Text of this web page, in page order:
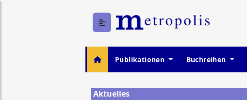
Publikationen Buchreihen
Aktuelles